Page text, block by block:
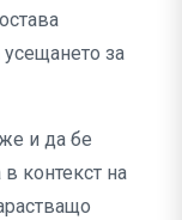
за
и да бе
контекст на